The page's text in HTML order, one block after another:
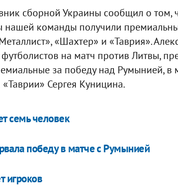
сборной Украины сообщил о том,
нашей команды получили
«Шахтер» и «Таврия».
на матч против Литвы,
за победу над Румынией, в
Сергея Куницина.
семь человек
победу в матче с Румынией
игроков